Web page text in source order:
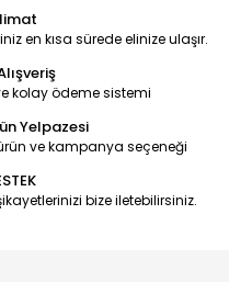
en kısa sürede elinize ulaşır.
kolay ödeme sistemi
Yelpazesi
ve kampanya seçeneği
bize iletebilirsiniz.